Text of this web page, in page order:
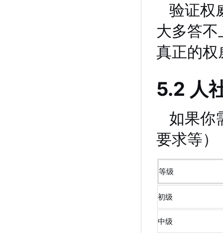
验证权
大多答
真正的
5.2 人
如果你
要求等）
等级
初级
中级